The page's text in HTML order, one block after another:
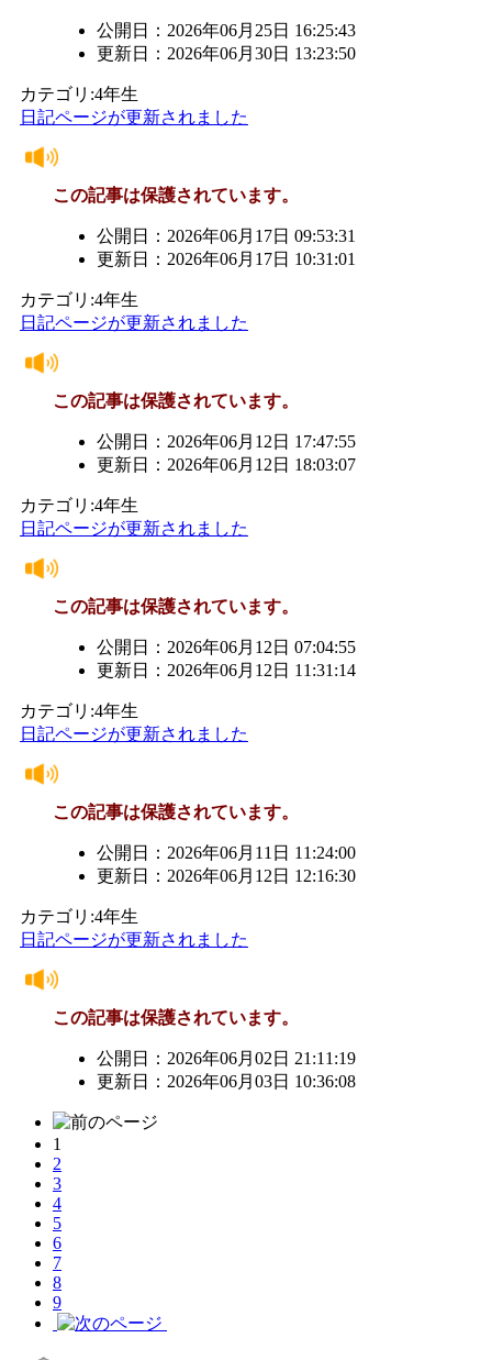
公開日：2026年06月25日 16:25:43
更新日：2026年06月30日 13:23:50
カテゴリ:4年生
日記ページが更新されました
この記事は保護されています。
公開日：2026年06月17日 09:53:31
更新日：2026年06月17日 10:31:01
カテゴリ:4年生
日記ページが更新されました
この記事は保護されています。
公開日：2026年06月12日 17:47:55
更新日：2026年06月12日 18:03:07
カテゴリ:4年生
日記ページが更新されました
この記事は保護されています。
公開日：2026年06月12日 07:04:55
更新日：2026年06月12日 11:31:14
カテゴリ:4年生
日記ページが更新されました
この記事は保護されています。
公開日：2026年06月11日 11:24:00
更新日：2026年06月12日 12:16:30
カテゴリ:4年生
日記ページが更新されました
この記事は保護されています。
公開日：2026年06月02日 21:11:19
更新日：2026年06月03日 10:36:08
1
2
3
4
5
6
7
8
9